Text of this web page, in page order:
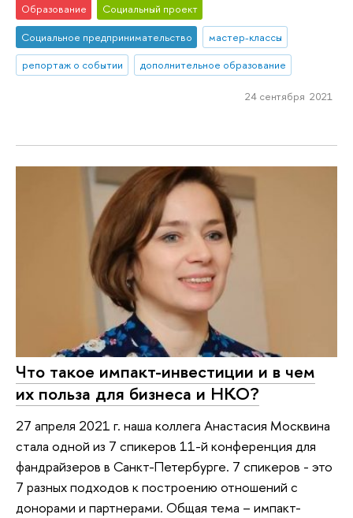
Образование
Социальный проект
Социальное предпринимательство
мастер-классы
репортаж о событии
дополнительное образование
24 сентября 2021
Что такое импакт-инвестиции и в чем
их польза для бизнеса и НКО?
27 апреля 2021 г. наша коллега Анастасия Москвина
стала одной из 7 спикеров 11-й конференция для
фандрайзеров в Санкт-Петербурге. 7 спикеров - это
7 разных подходов к построению отношений с
донорами и партнерами. Общая тема – импакт-